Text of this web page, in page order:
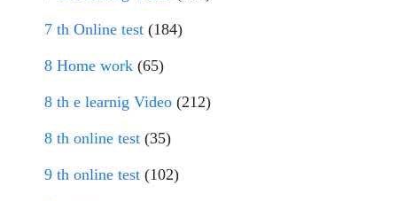
7 th Online test (184)
8 Home work (65)
8 th e learnig Video (212)
8 th online test (35)
9 th online test (102)